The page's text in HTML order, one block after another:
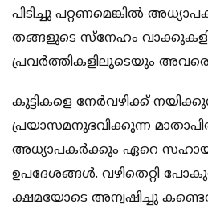
പിടിച്ചു പറ്റണമെങ്കില്‍
തങ്ങളുടെ സ്‌നേഹം
പ്രവര്‍ത്തികളിലൂടെയും
കുട്ടികളെ നേര്‍വഴിക്ക്
പ്രയാസമനുഭവിക്കുന്ന
അധ്യാപകര്‍ക്കും ഏറെ
ഉപദേശങ്ങള്‍. വഴിതെറ്റി
ക്ഷമയോടെ അന്വഷിച്ചു